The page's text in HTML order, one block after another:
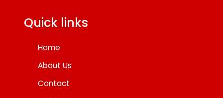
Quick links
Home
About Us
Contact